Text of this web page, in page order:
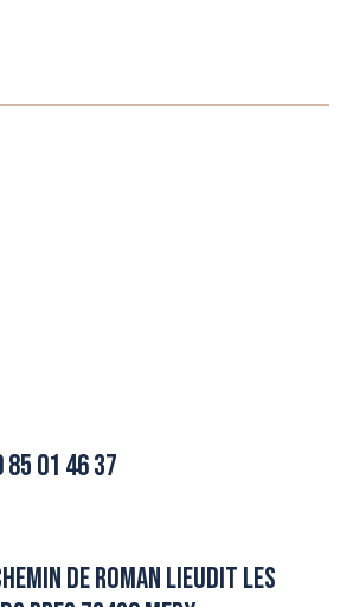
85 01 46 37
DE ROMAN LIEUDIT LES